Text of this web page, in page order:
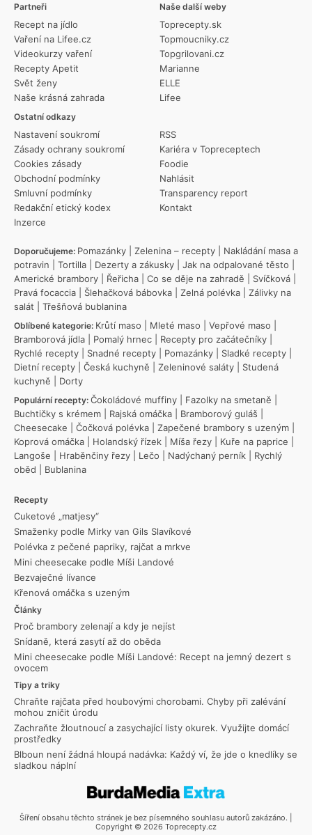
Partneři
Recept na jídlo
Vaření na Lifee.cz
Videokurzy vaření
Recepty Apetit
Svět ženy
Naše krásná zahrada
Ostatní odkazy
Nastavení soukromí
Zásady ochrany soukromí
Cookies zásady
Obchodní podmínky
Smluvní podmínky
Redakční etický kodex
Inzerce
RSS
Kariéra v Topreceptech
Foodie
Nahlásit
Transparency report
Kontakt
Naše další weby
Toprecepty.sk
Topmoucniky.cz
Topgrilovani.cz
Marianne
ELLE
Lifee
Doporučujeme: Pomazánky Zelenina – recepty
Nakládání masa a
potravin
Tortilla Dezerty a zákusky Jak na odpalované těsto
Americké brambory
Řeřicha Co se děje na zahradě Svíčková
Pravá focaccia
Šlehačková bábovka Zelná polévka
Zálivky na
salát
Třešňová bublanina
Oblíbené kategorie: Krůtí maso Mleté maso Vepřové maso
Bramborová jídla
Pomalý hrnec Recepty pro začátečníky
Rychlé recepty
Snadné recepty Pomazánky Sladké recepty
Dietní recepty
Česká kuchyně Zeleninové saláty
Studená
kuchyně
Dorty
Populární recepty: Čokoládové muffiny Fazolky na smetaně
Buchtičky s krémem
Rajská omáčka Bramborový guláš
Cheesecake
Čočková polévka Zapečené brambory s uzeným
Koprová omáčka
Holandský řízek Míša řezy Kuře na paprice
Langoše
Hraběnčiny řezy Lečo Nadýchaný perník
Rychlý
oběd
Bublanina
Recepty
Cuketové „matjesy“
Smaženky podle Mirky van Gils Slavíkové
Polévka z pečené papriky, rajčat a mrkve
Mini cheesecake podle Míši Landové
Bezvaječné lívance
Křenová omáčka s uzeným
Články
Proč brambory zelenají a kdy je nejíst
Snídaně, která zasytí až do oběda
Mini cheesecake podle Míši Landové: Recept na jemný dezert s
ovocem
Tipy a triky
Chraňte rajčata před houbovými chorobami. Chyby při zalévání
mohou zničit úrodu
Zachraňte žloutnoucí a zasychající listy okurek. Využijte domácí
prostředky
Blboun není žádná hloupá nadávka: Každý ví, že jde o knedlíky se
sladkou náplní
Šíření obsahu těchto stránek je bez písemného souhlasu autorů zakázáno. |
Copyright © 2026 Toprecepty.cz